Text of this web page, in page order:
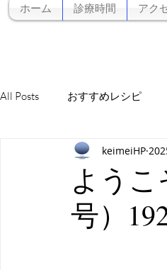
ホーム 診療時間 アク
All Posts おすすめレシピ
栄養科から
よう
号）
keimeiHP